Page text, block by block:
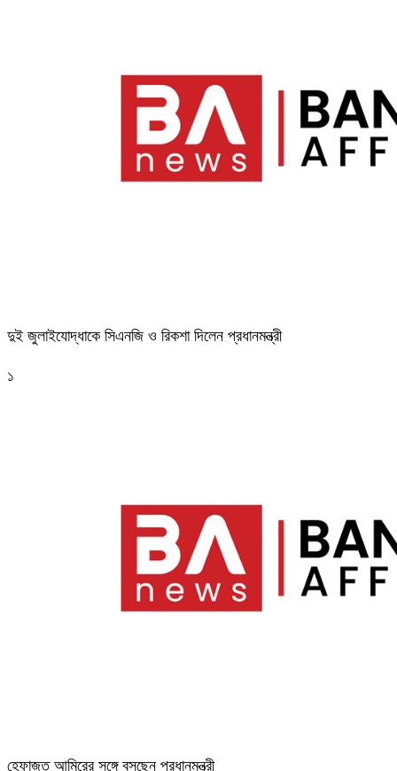
দুই জুলাইযোদ্ধাকে সিএনজি ও রিকশা দিলেন প্রধানমন্ত্রী
১
হেফাজত আমিরের সঙ্গে বসছেন প্রধানমন্ত্রী